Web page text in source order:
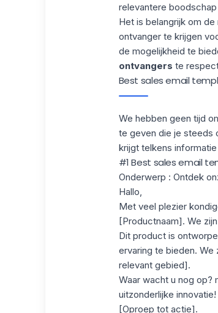
relevantere
Het is belangrijk om
ontvanger te krijgen
de mogelijkheid te
ontvangers te
Best sales email
We hebben geen tijd
te geven die je steeds
krijgt telkens
#1 Best sales email
Onderwerp : Ontdek
Hallo,
Met veel plezier
[Productnaam]. We
Dit product is
ervaring te bieden.
relevant gebied].
Waar wacht u nog op?
uitzonderlijke innovatie!
[Oproep tot actie].